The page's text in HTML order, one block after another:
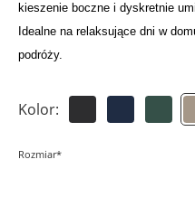
kieszenie boczne i dyskretnie
Idealne na relaksujące dni w
podróży.
Kolor:
Rozmiar*